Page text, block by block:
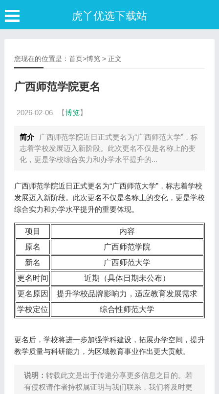
虎丫优选下载站
您现在的位置是： 首页>博览> 正文
广西师范学院更名
2026-02-06 【博览】
简介
广西师范学院近日正式更名为“广西师范大学”，标
志着学校发展迈入新阶段。此次更名不仅是名称上的变
化，更是学校综合实力和办学水平提升的...
广西师范学院近日正式更名为“广西师范大学”，标志着学校
发展迈入新阶段。此次更名不仅是名称上的变化，更是学校
综合实力和办学水平提升的重要体现。
项目
内容
原名
广西师范学院
新名
广西师范大学
更名时间
近期（具体日期未公布）
更名原因
提升学校品牌影响力，适应教育发展需求
学校定位
综合性师范大学
更名后，学校将进一步加强学科建设，拓展办学空间，提升
教学质量与科研能力，为区域教育事业作出更大贡献。
说明： 转载此文是出于传递分享更多信息之目的。若
有侵权请作者持权属证明与我们联系，我们将及时更